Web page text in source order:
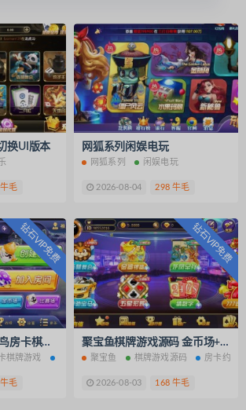
换UI版本
毛
网狐系列闲娱电玩
网狐系列 闲娱电玩
2026-08-04 298 牛毛
钻石VIP免费
红鸟棋牌大众版 红鸟房卡棋牌游戏 11款游戏集合运营版
棋牌游戏 游戏集合
毛
钻石VIP免费
聚宝鱼棋牌游戏源码 金币场+房卡约局
聚宝鱼 棋牌游戏源码 房卡约局
2026-08-03 168 牛毛